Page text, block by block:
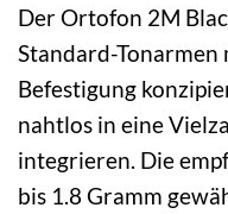
Der Ortofon 2M
Standard-
Befestigung
nahtlos in eine
integrieren. Die
bis 1.8 Gramm